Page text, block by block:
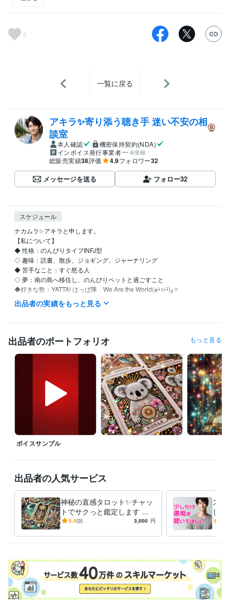
5
一覧に戻る
アキラ✨寄り添う聴き手 迷い不安の相
談室
本人確認
機密保持契約(NDA)
インボイス発行事業者
未登録
総販売実績38評価 4.9フォロワー32
メッセージを送る フォロー32
スケジュール
ナカムラ✨アキラと申します。
【私について】
◆ 性格：のんびりタイプINFJ型
◇ 趣味：読書、散歩、ジョギング、ジャーナリング
◆ 苦手なこと：すぐ怒る人
◇ 夢：南の島へ移住し、のんびりペットと過ごすこと
◆好きな歌：YATTA! はっぱ隊　We Are the World(๑•̀ㅂ•́)و✧
【自分を愛し、自然体で生きるためのセルフラブ実践ガイド】
仕事も恋愛も、なんだかうまくいかない
他人と自分を比べては自虐して
ついには「私なんて、どうせ無理」と自責の毎日…
しかし、そんな生活を続けているうちに、気づいたんです
『本当の幸せは、自分を愛することから始まる』
・自分を認める（良い所も悪い所も）
・その全てが自分なんだと受け入れる
●自分を愛することで生活が激変！
毎日のジャーナリング
自分の感情に向き合う事を大切にして
少しずつ自分を好きになれるようになっていきました
自分を愛せるようになると
世界が一気に輝きだすんです！
自信が生まれる、人間関係が良くなる
仕事も良い流れになる、愛を持って他者と関われる
そんな幸せの連鎖を起こせるのが「セルフラブ」です！
出品者の実績をもっと見る
出品者のポートフォリオ もっと見る
ボイスサンプル
出品者の人気サービス
神秘の直感タロット✨チャッ
トでサクっと鑑定します タ
ロットで✨チャット占い一度
5.0(3) 3,000 円
スト
し
族、